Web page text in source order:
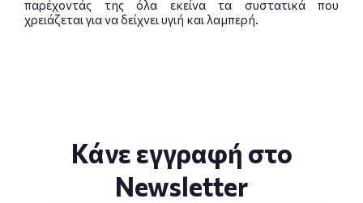
παρέχοντάς της όλα εκείνα τα συστατικά που
χρειάζεται για να δείχνει υγιή και λαμπερή.
Κάνε εγγραφή στο
Newsletter